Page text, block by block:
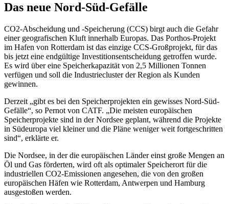
Das neue Nord-Süd-Gefälle
CO2-Abscheidung und -Speicherung (CCS) birgt auch die Gefahr
einer geografischen Kluft innerhalb Europas. Das Porthos-Projekt
im Hafen von Rotterdam ist das einzige CCS-Großprojekt, für das
bis jetzt eine endgültige Investitionsentscheidung getroffen wurde.
Es wird über eine Speicherkapazität von 2,5 Millionen Tonnen
verfügen und soll die Industriecluster der Region als Kunden
gewinnen.
Derzeit „gibt es bei den Speicherprojekten ein gewisses Nord-Süd-
Gefälle“, so Pernot von CATF. „Die meisten europäischen
Speicherprojekte sind in der Nordsee geplant, während die Projekte
in Südeuropa viel kleiner und die Pläne weniger weit fortgeschritten
sind“, erklärte er.
Die Nordsee, in der die europäischen Länder einst große Mengen an
Öl und Gas förderten, wird oft als optimaler Speicherort für die
industriellen CO2-Emissionen angesehen, die von den großen
europäischen Häfen wie Rotterdam, Antwerpen und Hamburg
ausgestoßen werden.